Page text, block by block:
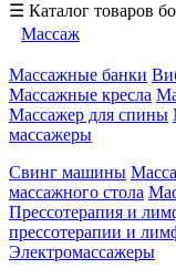
☰ Каталог товаров
Массаж
Массажные банки
Массажные кресла
Массажер для спины
массажеры
Свинг машины
массажного стола
Прессотерапия и
прессотерапии и
Электромассажеры